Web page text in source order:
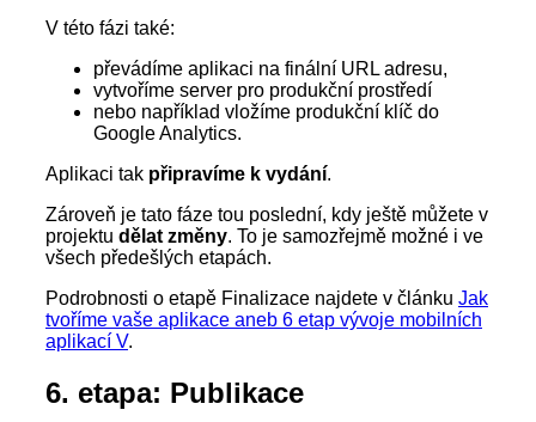
V této fázi také:
převádíme aplikaci na finální URL adresu,
vytvoříme server pro produkční prostředí
nebo například vložíme produkční klíč do
Google Analytics.
Aplikaci tak připravíme k vydání.
Zároveň je tato fáze tou poslední, kdy ještě můžete v
projektu dělat změny. To je samozřejmě možné i ve
všech předešlých etapách.
Podrobnosti o etapě Finalizace najdete v článku Jak
tvoříme vaše aplikace aneb 6 etap vývoje mobilních
aplikací V.
6. etapa: Publikace